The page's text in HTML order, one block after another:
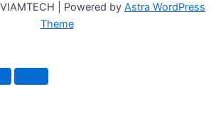
| Powered by Astra WordPress
Theme